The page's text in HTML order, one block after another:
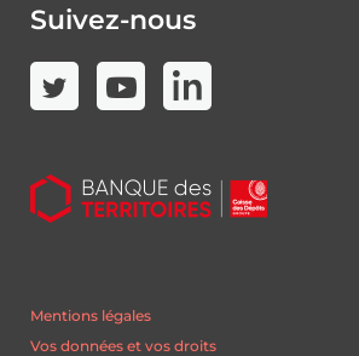
Suivez-nous
Mentions légales
Vos données et vos droits